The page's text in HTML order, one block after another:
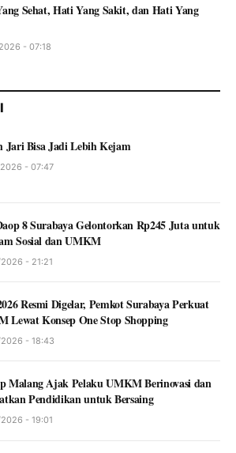
Sehat, Hati Yang Sakit, dan Hati Yang
- 07:18
Jari Bisa Jadi Lebih Kejam
- 07:47
8 Surabaya Gelontorkan Rp245 Juta untuk
Sosial dan UMKM
- 21:21
Resmi Digelar, Pemkot Surabaya Perkuat
Lewat Konsep One Stop Shopping
- 18:43
Malang Ajak Pelaku UMKM Berinovasi dan
Pendidikan untuk Bersaing
- 19:01